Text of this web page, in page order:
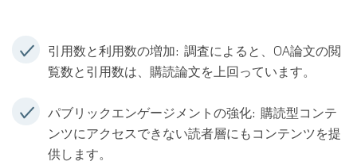
引用数と利用数の増加: 調査によると、OA論文の閲
覧数と引用数は、購読論文を上回っています。
パブリックエンゲージメントの強化: 購読型コンテ
ンツにアクセスできない読者層にもコンテンツを提
供します。